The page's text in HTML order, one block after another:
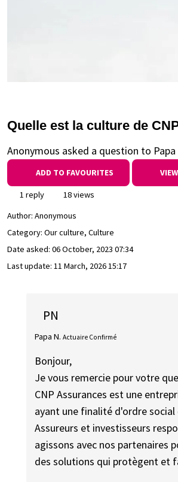
Quelle est la culture de
Anonymous asked a question to Papa
ADD TO FAVOURITES
1 reply
18 views
Author: Anonymous
Category: Our culture, Culture
Date asked: 06 October, 2023 07:34
Last update: 11 March, 2026 15:17
PN
Papa N. Actuaire Confirmé
Bonjour,
Je vous remercie pour votre
CNP Assurances est une
ayant une finalité d'ordre social
Assureurs et investisseurs
agissons avec nos partenaires
des solutions qui protègent et